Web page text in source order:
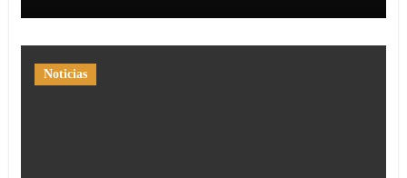
Noticias